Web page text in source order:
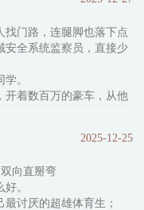
不菲。
对视。
找门路，连腿脚也落下点
安全系统监察员，直接少
。
开着数百万的豪车，从他
让他整宿没合眼。再遇
亭，
2025-12-25
向直掰弯
。
讨厌的超雄体育生；